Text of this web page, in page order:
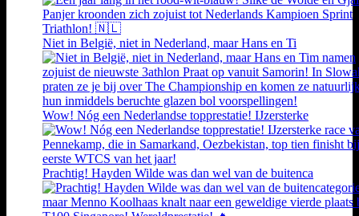
Niet in België, niet in Nederland, maar Hans en Ti
Wow! Nóg een Nederlandse topprestatie! IJzersterke
Prachtig! Hayden Wilde was dan wel van de buitenca